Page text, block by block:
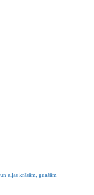
eļļas krāsām, guašām